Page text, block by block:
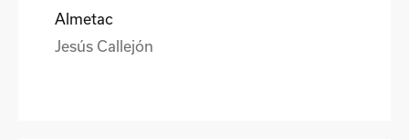
Almetac
Jesús Callejón